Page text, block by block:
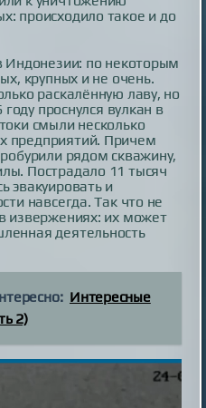
происходило такое и до
Индонезии: по некоторым
крупных и не очень.
раскалённую лаву, но
проснулся вулкан в
смыли несколько
предприятий. Причем
рядом скважину,
Пострадало 11 тысяч
эвакуировать и
навсегда. Так что не
извержениях: их может
деятельность
Интересные
2)